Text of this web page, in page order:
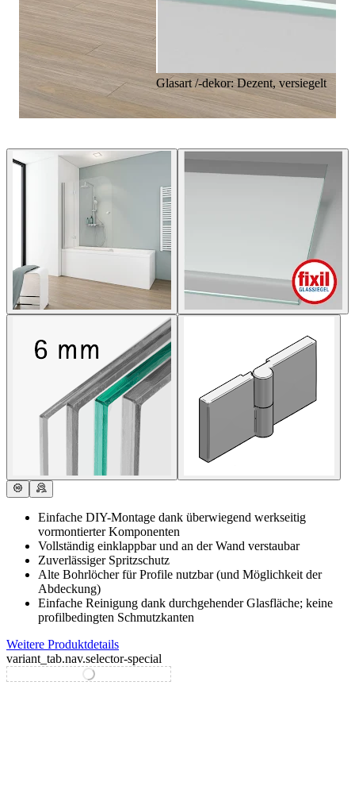
Glasart /-dekor: Dezent, versiegelt
Einfache DIY-Montage dank überwiegend werkseitig
vormontierter Komponenten
Vollständig einklappbar und an der Wand verstaubar
Zuverlässiger Spritzschutz
Alte Bohrlöcher für Profile nutzbar (und Möglichkeit der
Abdeckung)
Einfache Reinigung dank durchgehender Glasfläche; keine
profilbedingten Schmutzkanten
Weitere Produktdetails
variant_tab.nav.selector-special
variant_tab.nav.selector-standard